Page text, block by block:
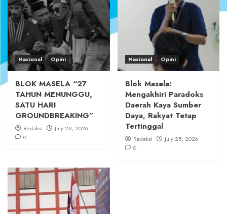
Nasional Opini
BLOK MASELA “27
TAHUN MENUNGGU,
SATU HARI
GROUNDBREAKING”
Redaksi
July 28, 2026
0
Nasional Opini
Blok Masela:
Mengakhiri Paradoks
Daerah Kaya Sumber
Daya, Rakyat Tetap
Tertinggal
Redaksi
July 28, 2026
0